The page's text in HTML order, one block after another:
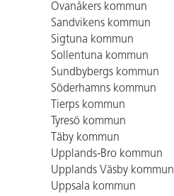
Ovanåkers kommun
Sandvikens kommun
Sigtuna kommun
Sollentuna kommun
Sundbybergs kommun
Söderhamns kommun
Tierps kommun
Tyresö kommun
Täby kommun
Upplands-Bro kommun
Upplands Väsby kommun
Uppsala kommun